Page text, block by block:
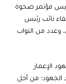
رئيس مؤتمر صحوة
نائب رئيس
وعدد من النواب
الإعمار
الجهود؛ من أجل